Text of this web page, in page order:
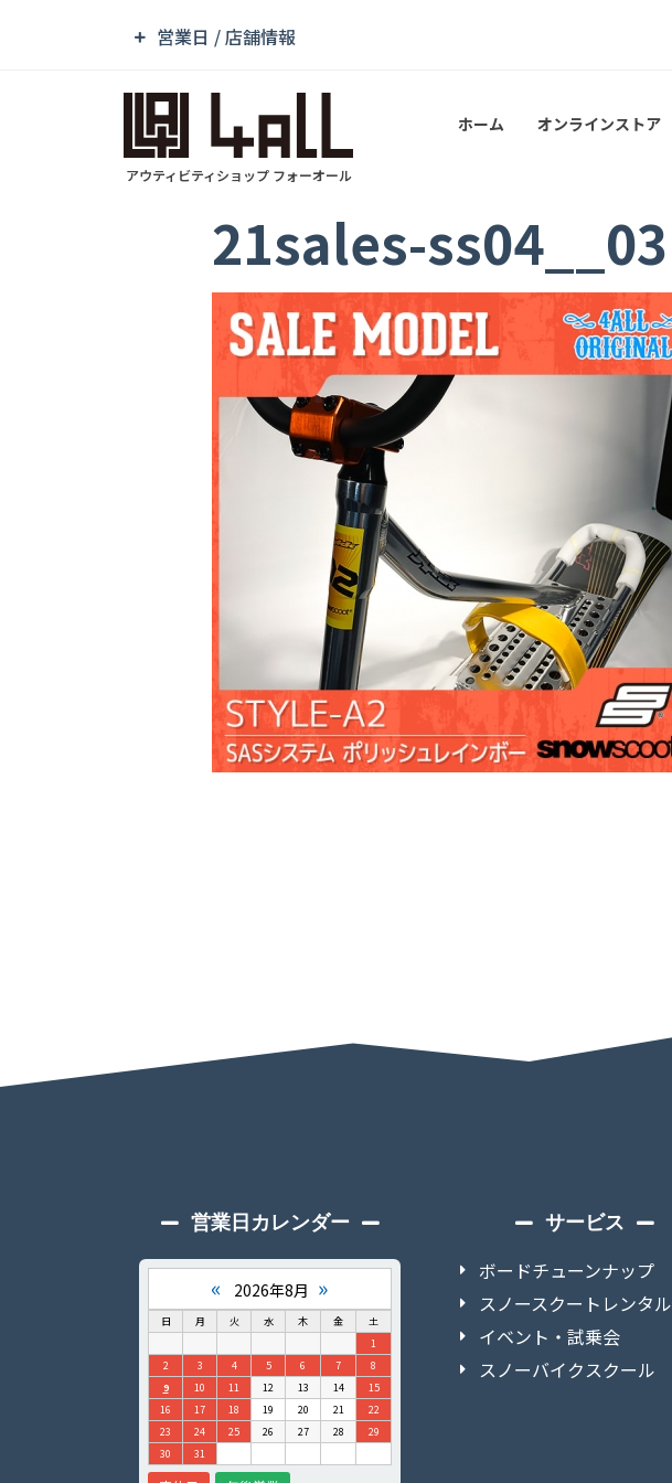
営業日 / 店舗情報
アウティビティショップ フォーオール
ホーム オンラインストア
21sales-ss04__03
営業日カレンダー
« 2026年8月 »
日 月 火 水 木 金
土
1
2
3 4 5 6 7
8
9
10 11 12 13 14
15
16
17 18 19 20 21
22
23
24 25 26 27 28
29
30
31
サービス
ボードチューンナップ
スノースクートレンタル
イベント・試乗会
スノーバイクスクール